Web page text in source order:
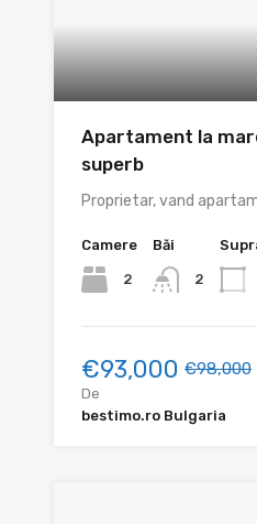
Apartament la
superb
Proprietar, vand
Camere
2
Băi
2
€93,000 €98,000
De
bestimo.ro Bulgaria